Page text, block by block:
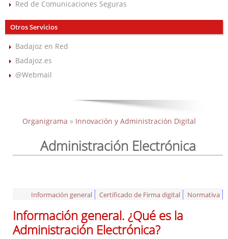
Red de Comunicaciones Seguras
Otros Servicios
Badajoz en Red
Badajoz.es
@Webmail
Organigrama » Innovación y Administración Digital
Administración Electrónica
Información general Certificado de Firma digital Normativa
Información general. ¿Qué es la
Administración Electrónica?